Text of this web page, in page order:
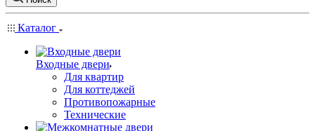
Каталог
Входные двери
Для квартир
Для коттеджей
Противопожарные
Технические